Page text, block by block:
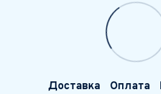
Доставка Оплата